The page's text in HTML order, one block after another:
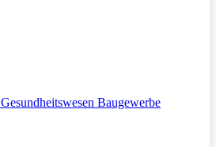
Gesundheitswesen Baugewerbe